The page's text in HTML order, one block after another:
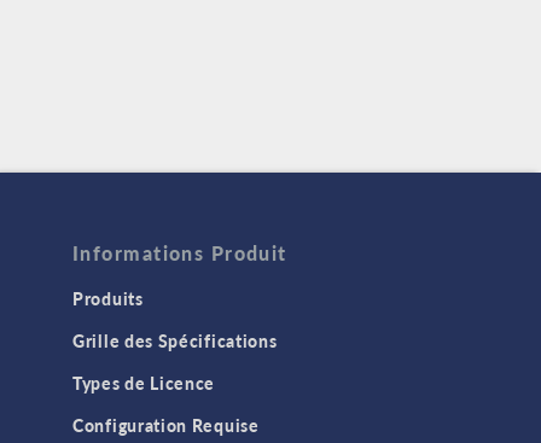
Informations Produit
Produits
Grille des Spécifications
Types de Licence
Configuration Requise